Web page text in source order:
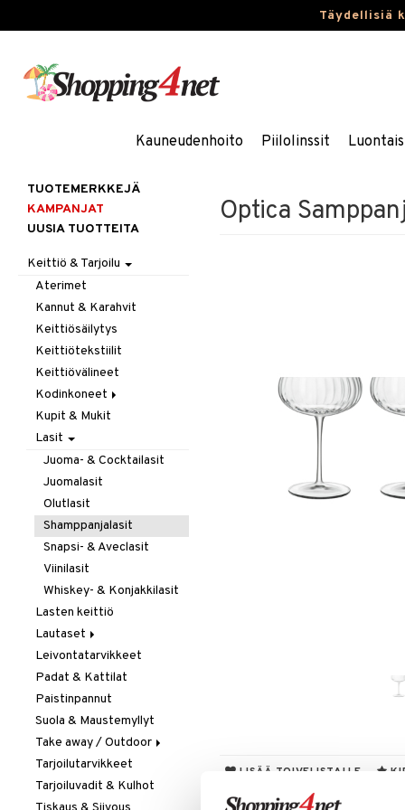
Täydellisiä
Kauneudenhoito Piilolinssit
Optica
LISÄÄ TOIVELISTALLE
TUOTEMERKKEJÄ
KAMPANJAT
UUSIA TUOTTEITA
Keittiö & Tarjoilu
Aterimet
Kannut & Karahvit
Keittiösäilytys
Keittiötekstiilit
Keittiövälineet
Kodinkoneet
Kahvi, Tee & Espresso
Leivänpaahtimet
Mixerit &
Sähkövatkaimet
Muut koneet
Vedenkeittimet
Kupit & Mukit
Lasit
Juoma- & Cocktailasit
Juomalasit
Olutlasit
Shamppanjalasit
Snapsi- & Aveclasit
Viinilasit
Whiskey- & Konjakkilasit
Lasten keittiö
Lautaset
Asetit
Ruokalautaset
Syvät lautaset
Leivontatarvikkeet
Padat & Kattilat
Paistinpannut
Suola & Maustemyllyt
Take away / Outdoor
Eväslaatikot
Pullot
Tarjoilutarvikkeet
Tarjoiluvadit & Kulhot